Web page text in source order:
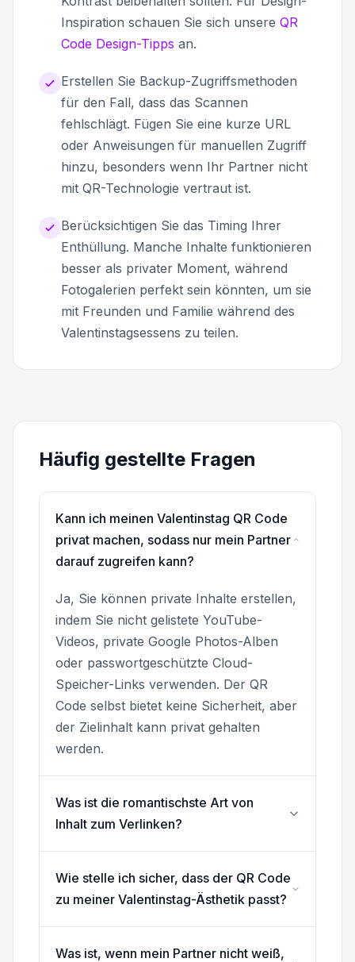
Inspiration schauen Sie sich unsere QR
Code Design-Tipps an.
Erstellen Sie Backup-Zugriffsmethoden
für den Fall, dass das Scannen
fehlschlägt. Fügen Sie eine kurze URL
oder Anweisungen für manuellen Zugriff
hinzu, besonders wenn Ihr Partner nicht
mit QR-Technologie vertraut ist.
Berücksichtigen Sie das Timing Ihrer
Enthüllung. Manche Inhalte funktionieren
besser als privater Moment, während
Fotogalerien perfekt sein könnten, um sie
mit Freunden und Familie während des
Valentinstagsessens zu teilen.
Häufig gestellte Fragen
Kann ich meinen Valentinstag QR Code
privat machen, sodass nur mein Partner
darauf zugreifen kann?
Ja, Sie können private Inhalte erstellen,
indem Sie nicht gelistete YouTube-
Videos, private Google Photos-Alben
oder passwortgeschützte Cloud-
Speicher-Links verwenden. Der QR
Code selbst bietet keine Sicherheit, aber
der Zielinhalt kann privat gehalten
werden.
Was ist die romantischste Art von
Inhalt zum Verlinken?
Wie stelle ich sicher, dass der QR Code
zu meiner Valentinstag-Ästhetik passt?
Was ist, wenn mein Partner nicht weiß,